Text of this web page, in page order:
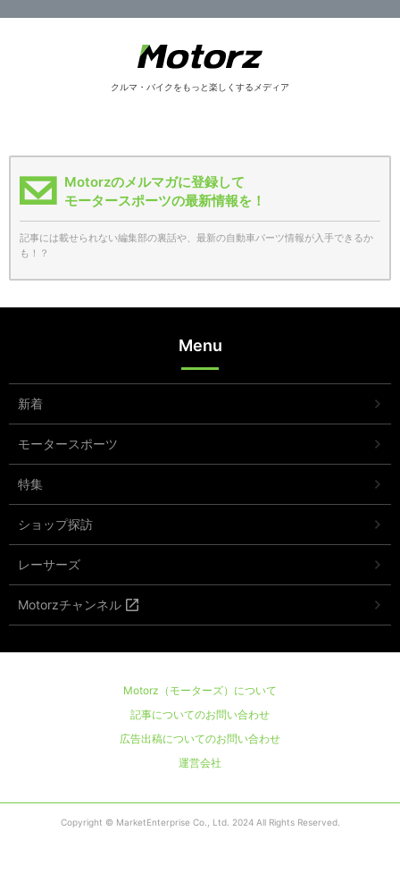
クルマ・バイクをもっと楽しくするメディア
Motorzのメルマガに登録して
モータースポーツの最新情報を！
記事には載せられない編集部の裏話や、最新の自動車パーツ情報が入手できるか
も！？
Menu
新着
モータースポーツ
特集
ショップ探訪
レーサーズ
Motorzチャンネル
Motorz（モーターズ）について
記事についてのお問い合わせ
広告出稿についてのお問い合わせ
運営会社
Copyright © MarketEnterprise Co., Ltd. 2024 All Rights Reserved.